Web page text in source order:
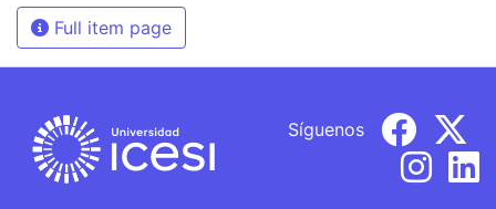
Full item page
Síguenos